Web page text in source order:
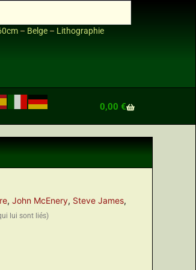
– Belge – Lithographie
0,00 €
, John McEnery, Steve James,
lui sont liés)